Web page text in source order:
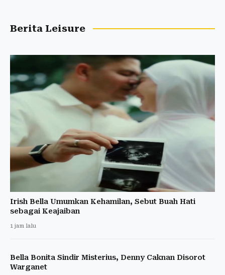
Berita Leisure
Irish Bella Umumkan Kehamilan, Sebut Buah Hati
sebagai Keajaiban
1 jam lalu
Bella Bonita Sindir Misterius, Denny Caknan Disorot
Warganet